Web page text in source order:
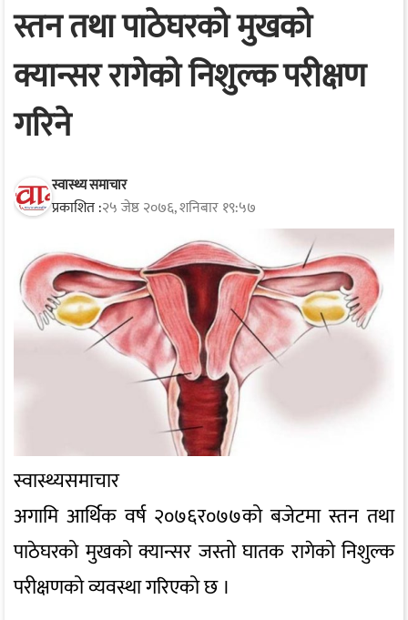
स्तन तथा पाठेघरको मुखको
क्यान्सर रागेको निशुल्क परीक्षण
गरिने
स्वास्थ्य समाचार
प्रकाशित :२५ जेष्ठ २०७६, शनिबार १९:५७
स्वास्थ्यसमाचार
अगामि आर्थिक वर्ष २०७६र०७७को बजेटमा स्तन तथा
पाठेघरको मुखको क्यान्सर जस्तो घातक रागेको निशुल्क
परीक्षणको व्यवस्था गरिएको छ ।